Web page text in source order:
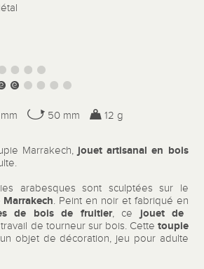
50 mm 12 g
Marrakech, jouet artisanal en bois
arabesques sont sculptées sur le
. Peint en noir et fabriqué en
de bois de fruitier, ce
jouet de
de tourneur sur bois. Cette toupie
objet de décoration, jeu pour adulte